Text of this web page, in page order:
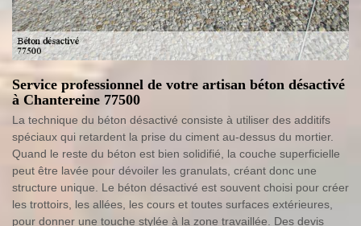
Service professionnel de votre artisan béton désactivé
à Chantereine 77500
La technique du béton désactivé consiste à utiliser des additifs
spéciaux qui retardent la prise du ciment au-dessus du mortier.
Quand le reste du béton est bien solidifié, la couche superficielle
peut être lavée pour dévoiler les granulats, créant donc une
structure unique. Le béton désactivé est souvent choisi pour créer
les trottoirs, les allées, les cours et toutes surfaces extérieures,
pour donner une touche stylée à la zone travaillée. Des devis